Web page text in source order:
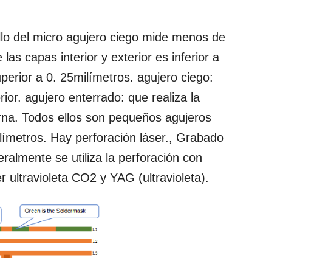
del micro agujero ciego mide menos de
capas interior y exterior es inferior a
a 0. 25milímetros. agujero ciego:
agujero enterrado: que realiza la
Todos ellos son pequeños agujeros
Hay perforación láser., Grabado
se utiliza la perforación con
ultravioleta CO2 y YAG (ultravioleta).